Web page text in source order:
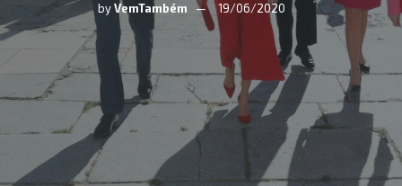
by VemTambém 19/06/2020